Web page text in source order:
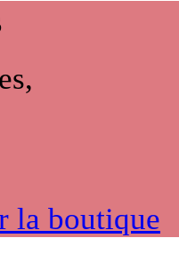
la boutique